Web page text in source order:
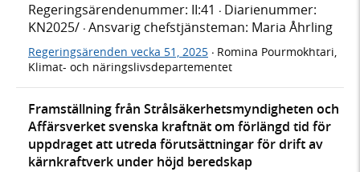
Regeringsärendenummer: II:41 · Diarienummer:
KN2025/ · Ansvarig chefstjänsteman: Maria Åhrling
Regeringsärenden vecka 51, 2025 · Romina Pourmokhtari,
Klimat- och näringslivsdepartementet
Framställning från Strålsäkerhetsmyndigheten och
Affärsverket svenska kraftnät om förlängd tid för
uppdraget att utreda förutsättningar för drift av
kärnkraftverk under höjd beredskap